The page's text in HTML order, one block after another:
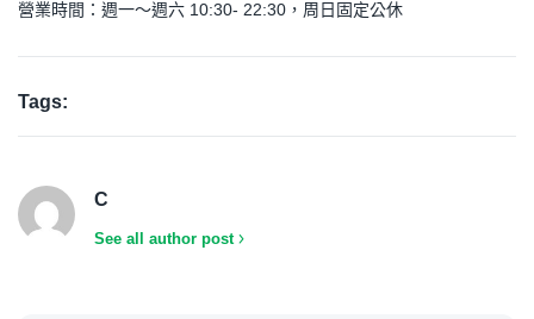
營業時間：週一～週六 10:30- 22:30，周日固定公休
Tags:
C
See all author post